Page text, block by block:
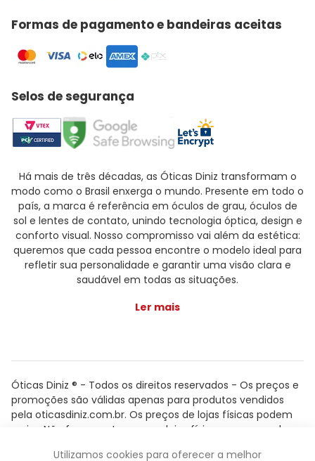
Formas de pagamento e bandeiras aceitas
Selos de segurança
Há mais de três décadas, as Óticas Diniz transformam o
modo como o Brasil enxerga o mundo. Presente em todo o
país, a marca é referência em óculos de grau, óculos de
sol e lentes de contato, unindo tecnologia óptica, design e
conforto visual. Nosso compromisso vai além da estética:
queremos que cada pessoa encontre o modelo ideal para
refletir sua personalidade e garantir uma visão clara e
saudável em todas as situações.
Ler mais
Óticas Diniz ® - Todos os direitos reservados - Os preços e
promoções são válidas apenas para produtos vendidos
pela oticasdiniz.com.br. Os preços de lojas físicas podem
variar. Não fazemos trocas em lojas físicas, apenas pelo
Utilizamos cookies para oferecer a melhor